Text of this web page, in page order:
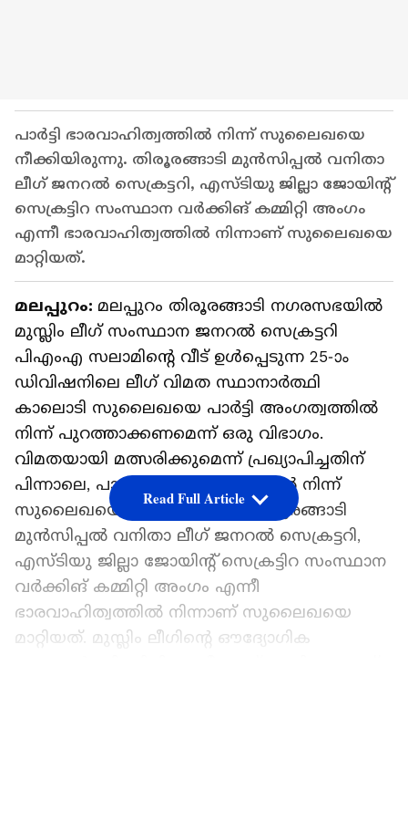
പാര്‍ട്ടി ഭാരവാഹിത്വത്തിൽ നിന്ന് സുലൈഖയെ
നീക്കിയിരുന്നു. തിരൂരങ്ങാടി മുൻസിപ്പൽ വനിതാ
ലീഗ് ജനറൽ സെക്രട്ടറി, എസ്ടിയു ജില്ലാ ജോയിൻ്റ്
സെക്രട്ടിറ സംസ്ഥാന വര്‍ക്കിങ് കമ്മിറ്റി അംഗം
എന്നീ ഭാരവാഹിത്വത്തിൽ നിന്നാണ് സുലൈഖയെ
മാറ്റിയത്.
മലപ്പുറം: മലപ്പുറം തിരൂരങ്ങാടി നഗരസഭയിൽ
മുസ്ലിം ലീഗ് സംസ്ഥാന ജനറൽ സെക്രട്ടറി
പിഎംഎ സലാമിൻ്റെ വീട് ഉൾപ്പെടുന്ന 25-ാം
ഡിവിഷനിലെ ലീഗ് വിമത സ്ഥാനാര്‍ത്ഥി
കാലൊടി സുലൈഖയെ പാര്‍ട്ടി അംഗത്വത്തിൽ
നിന്ന് പുറത്താക്കണമെന്ന് ഒരു വിഭാഗം.
വിമതയായി മത്സരിക്കുമെന്ന് പ്രഖ്യാപിച്ചതിന്
പിന്നാലെ, പാര്‍ട്ടി ഭാരവാഹിത്വത്തിൽ നിന്ന്
സുലൈഖയെ നീക്കിയിരുന്നു. തിരൂരങ്ങാടി
മുൻസിപ്പൽ വനിതാ ലീഗ് ജനറൽ സെക്രട്ടറി,
എസ്ടിയു ജില്ലാ ജോയിൻ്റ് സെക്രട്ടിറ സംസ്ഥാന
വര്‍ക്കിങ് കമ്മിറ്റി അംഗം എന്നീ
ഭാരവാഹിത്വത്തിൽ നിന്നാണ് സുലൈഖയെ
മാറ്റിയത്. മുസ്ലിം ലീഗിൻ്റെ ഔദ്യോഗിക
Read Full Article